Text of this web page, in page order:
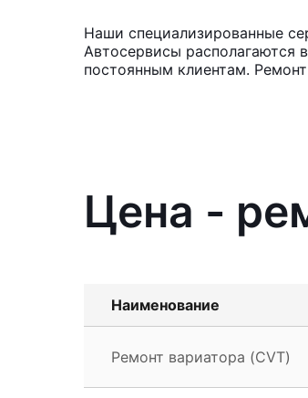
Наши специализированные
Автосервисы
постоянным клиентам.
Цена -
Наименование
Ремонт вариатора (CVT)